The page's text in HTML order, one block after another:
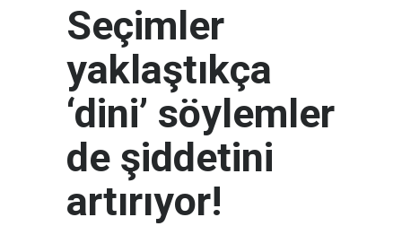
Seçimler
yaklaştıkça
‘dini’ söylemler
de şiddetini
artırıyor!